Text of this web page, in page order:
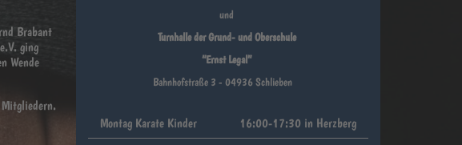
Brabant
ging
Wende
und
Turnhalle der Grund- und Oberschule
“Ernst Legal”
Bahnhofstraße 3 - 04936 Schlieben
Montag Karate Kinder 16:00-17:30 in Herzberg